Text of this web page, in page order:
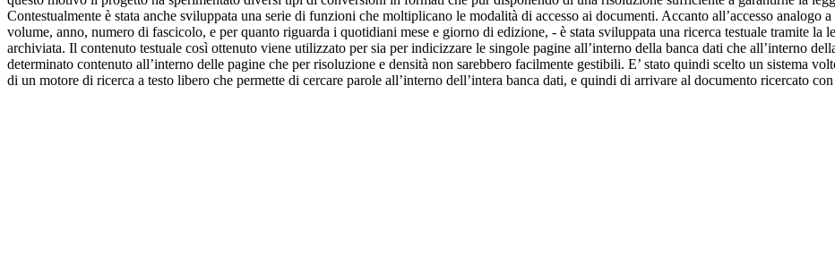
Contestualmente è stata anche sviluppata una serie di funzioni che moltiplicano le modalità di accesso ai documenti. Accanto all’accesso
volume, anno, numero di fascicolo, e per quanto riguarda i quotidiani mese e giorno di edizione, - è stata sviluppata una ricerca testuale tramite
archiviata. Il contenuto testuale così ottenuto viene utilizzato per sia per indicizzare le singole pagine all’interno della banca dati che all’interno
determinato contenuto all’interno delle pagine che per risoluzione e densità non sarebbero facilmente gestibili. E’ stato quindi scelto un sistema
di un motore di ricerca a testo libero che permette di cercare parole all’interno dell’intera banca dati, e quindi di arrivare al documento ricercato